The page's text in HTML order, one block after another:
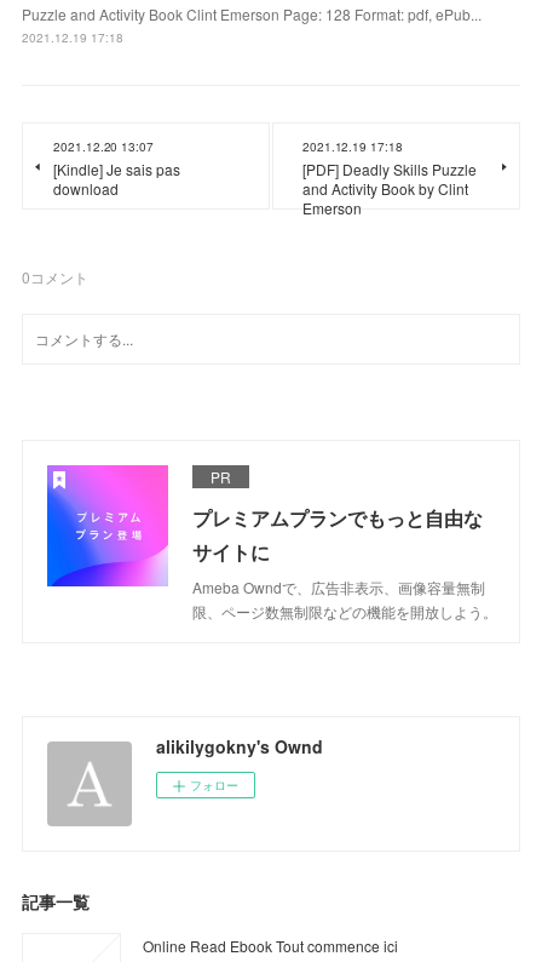
Puzzle and Activity Book Clint Emerson Page: 128 Format: pdf, ePub...
2021.12.19 17:18
2021.12.20 13:07
[Kindle] Je sais pas
download
2021.12.19 17:18
[PDF] Deadly Skills Puzzle
and Activity Book by Clint
Emerson
0コメント
PR
プレミアムプランでもっと自由な
サイトに
Ameba Owndで、広告非表示、画像容量無制
限、ページ数無制限などの機能を開放しよう。
alikilygokny's Ownd
フォロー
記事一覧
Online Read Ebook Tout commence ici